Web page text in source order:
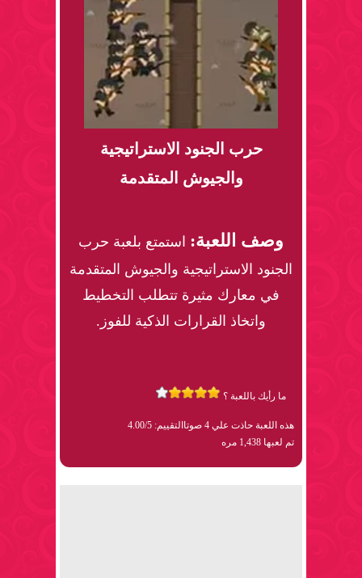
حرب الجنود الاستراتيجية
والجيوش المتقدمة
وصف اللعبة: استمتع بلعبة حرب
الجنود الاستراتيجية والجيوش المتقدمة
في معارك مثيرة تتطلب التخطيط
واتخاذ القرارات الذكية للفوز.
ما رأيك باللعبة ؟
هذه اللعبة حاذت علي 4 صوتا
التقييم: 4.00/5
تم لعبها 1,438 مره